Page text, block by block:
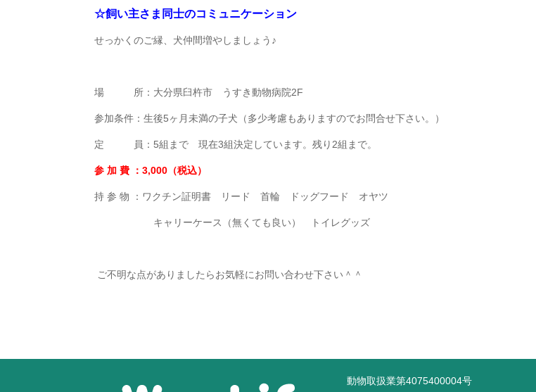
☆飼い主さま同士のコミュニケーション
せっかくのご縁、犬仲間増やしましょう♪
場 所：大分県臼杵市 うすき動物病院2F
参加条件：生後5ヶ月未満の子犬（多少考慮もありますのでお問合せ下さい。）
定 員：5組まで 現在3組決定しています。残り2組まで。
参 加 費 ：3,000（税込）
持 参 物 ：ワクチン証明書 リード 首輪 ドッグフード オヤツ
キャリーケース（無くても良い） トイレグッズ
ご不明な点がありましたらお気軽にお問い合わせ下さい＾＾
動物取扱業第4075400004号